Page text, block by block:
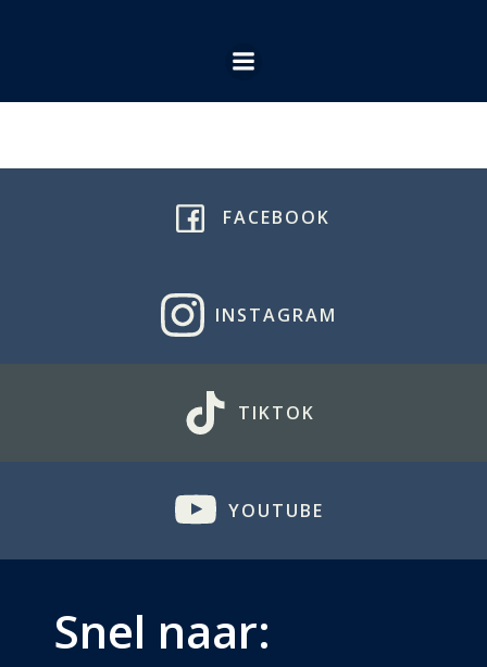
de
FACEBOOK
INSTAGRAM
TIKTOK
YOUTUBE
Snel naar: